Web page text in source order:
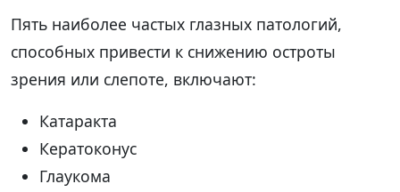
Пять наиболее частых глазных патологий,
способных привести к снижению остроты
зрения или слепоте, включают:
Катаракта
Кератоконус
Глаукома